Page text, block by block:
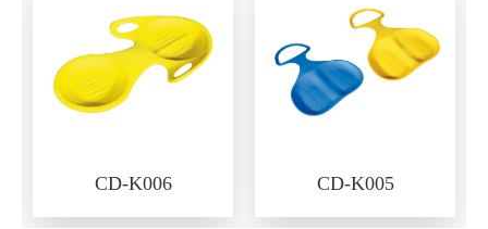
CD-K006 CD-K005